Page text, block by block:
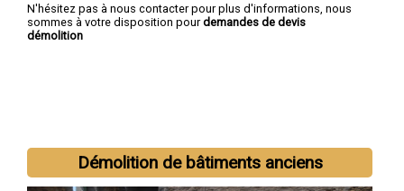
N'hésitez pas à nous contacter pour plus d'informations, nous
sommes à votre disposition pourdemandes de devis
démolition
Condom,L'Isle-Jourdain,Fleurance,Eauze,Lectoure,Mirande,
Vic-Fezensac,Gimont,Pavie
Démolition de bâtiments anciens